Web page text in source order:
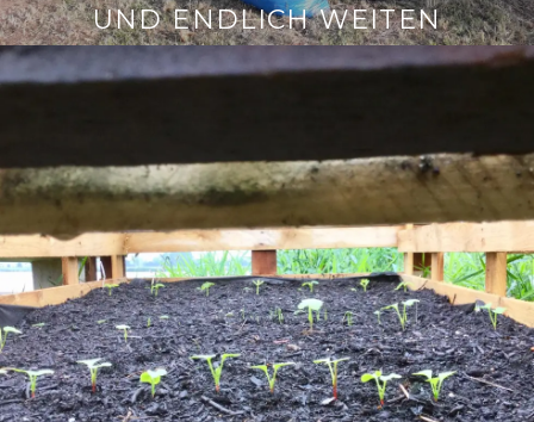
UND ENDLICH WEITEN